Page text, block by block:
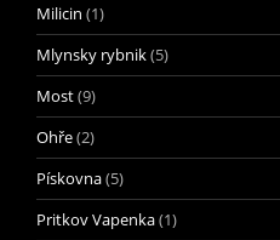
Milicin (1)
Mlynsky rybnik(5)
Most(9)
Ohře(2)
Pískovna(5)
Pritkov Vapenka(1)